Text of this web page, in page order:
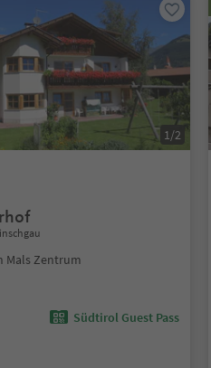
1/2
Mals Zentrum
Südtirol Guest Pass